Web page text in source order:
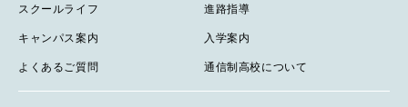
スクールライフ 進路指導
キャンパス案内 入学案内
よくあるご質問 通信制高校について